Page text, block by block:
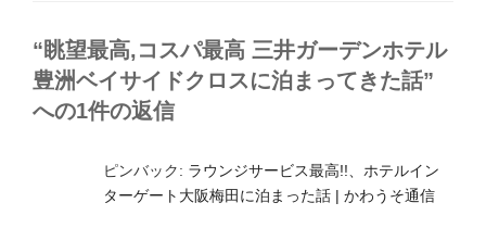
“眺望最高,コスパ最高 三井ガーデンホテル
豊洲ベイサイドクロスに泊まってきた話”
への1件の返信
ピンバック: ラウンジサービス最高!!、ホテルイン
ターゲート大阪梅田に泊まった話 | かわうそ通信